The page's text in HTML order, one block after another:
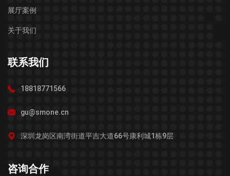
展厅案例
关于我们
联系我们
18818771566
gu@smone.cn
深圳龙岗区南湾街道平吉大道66号康利城1栋9层
咨询合作